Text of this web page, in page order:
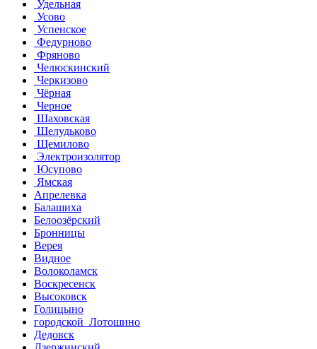
Удельная
Усово
Успенское
Федурново
Фряново
Челюскинский
Черкизово
Чёрная
Черное
Шаховская
Шелудьково
Щемилово
Электроизолятор
Юсупово
Ямская
Апрелевка
Балашиха
Белоозёрский
Бронницы
Верея
Видное
Волоколамск
Воскресенск
Высоковск
Голицыно
городской Лотошино
Дедовск